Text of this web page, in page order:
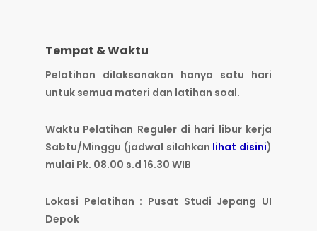
Tempat & Waktu
Pelatihan dilaksanakan hanya satu hari
untuk semua materi dan latihan soal.
Waktu Pelatihan Reguler di hari libur kerja
Sabtu/Minggu (jadwal silahkan lihat disini)
mulai Pk. 08.00 s.d 16.30 WIB
Lokasi Pelatihan : Pusat Studi Jepang UI
Depok